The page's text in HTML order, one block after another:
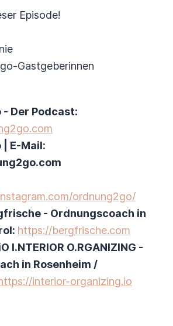
Episode!
Gastgeberinnen
Der Podcast:
| E-Mail:
ordnung2go/
- Ordnungscoach in
https://bergfrische.com
I.NTERIOR O.RGANIZING -
in Rosenheim /
interior-organizing.io